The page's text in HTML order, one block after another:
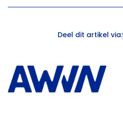
Deel dit artikel via: